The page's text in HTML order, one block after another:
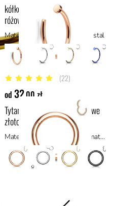
kółko do nosa w kolorze
różowego złota
Materiał: stal z powłoką PVD, stal
5 z 5 gwiazdek (22)
od 32,00 zł
Tytanowe kółko clicker Różowe
złoto
Materiał: tytan ASTM F136, materiały hipoalergiczne